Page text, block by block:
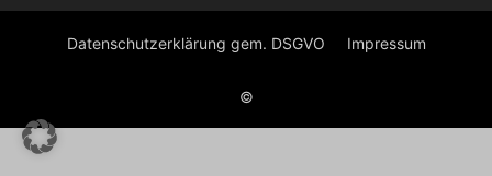
Datenschutzerklärung gem. DSGVO Impressum
©